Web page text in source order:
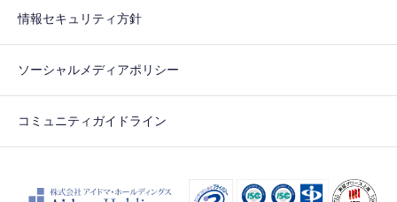
情報セキュリティ方針
ソーシャルメディアポリシー
コミュニティガイドライン